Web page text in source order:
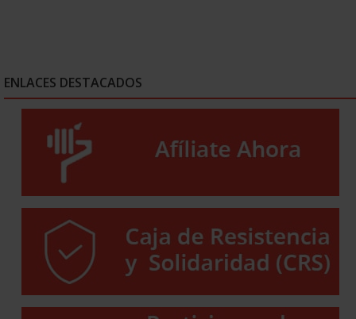
ENLACES DESTACADOS